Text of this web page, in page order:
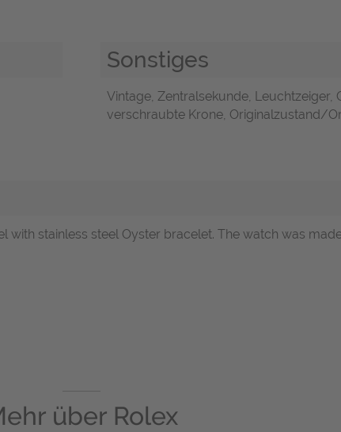
Sonstiges
Vintage, Zentralsekunde, Leuchtzeiger,
verschraubte Krone, Originalzustand/
with stainless steel Oyster bracelet. The watch was
über Rolex